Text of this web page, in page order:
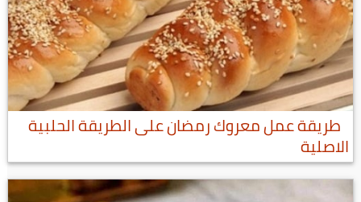
طريقة عمل معروك رمضان على الطريقة الحلبية
الاصلية